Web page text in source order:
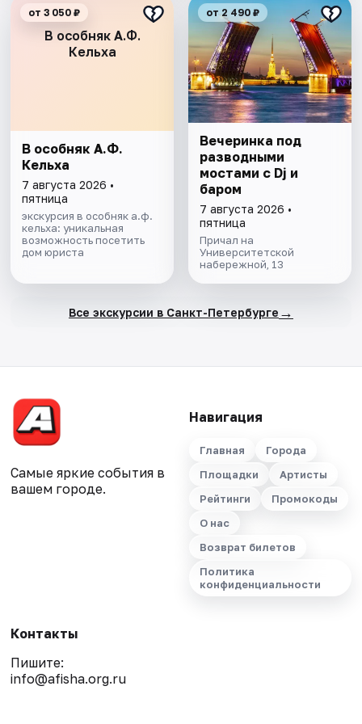
В особняк А.Ф.
Кельха
от 3 050 ₽
В особняк А.Ф.
Кельха
7 августа 2026 •
пятница
экскурсия в особняк а.ф.
кельха: уникальная
возможность посетить
дом юриста
от 2 490 ₽
Вечеринка под
разводными
мостами с Dj и
баром
7 августа 2026 •
пятница
Причал на
Университетской
набережной, 13
Все экскурсии в Санкт-Петербурге →
Самые яркие события в
вашем городе.
Навигация
Главная
Города
Площадки
Артисты
Рейтинги
Промокоды
О нас
Возврат билетов
Политика
конфиденциальности
Контакты
Пишите:
info@afisha.org.ru